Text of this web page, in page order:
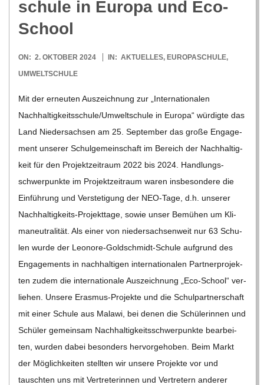
schule in Europa und Eco-
School
2024-
10-
ON: 2. OKTOBER 2024 IN: AKTUELLES, EUROPASCHULE,
UMWELTSCHULE
Mit der erneu­ten Aus­zeich­nung zur „Inter­na­tio­na­len
Nachhaltigkeitsschule/​​Umweltschule in Europa“ wür­digte das
Land Nie­der­sach­sen am 25. Sep­tem­ber das große Enga­ge­
ment unse­rer Schul­ge­mein­schaft im Bereich der Nach­hal­tig­
keit für den Pro­jekt­zeit­raum 2022 bis 2024. Hand­lungs­
schwer­punkte im Pro­jekt­zeit­raum waren ins­be­son­dere die
Ein­füh­rung und Ver­ste­ti­gung der NEO-Tage, d.h. unse­rer
Nach­hal­­ti­g­keits-Pro­­jek­t­­tage, sowie unser Bemü­hen um Kli­
ma­neu­tra­li­tät. Als einer von nie­der­sach­sen­weit nur 63 Schu­
len wurde der Leo­­nore-Gol­d­­schmidt-Schule auf­grund des
Enga­ge­ments in nach­hal­ti­gen inter­na­tio­na­len Part­ner­pro­jek­
ten zudem die inter­na­tio­nale Aus­zeich­nung „Eco-School“ ver­
lie­hen. Unsere Eras­­mus-Pro­­jekte und die Schul­part­ner­schaft
mit einer Schule aus Malawi, bei denen die Schü­le­rin­nen und
Schü­ler gemein­sam Nach­hal­tig­keits­schwer­punkte bear­bei­
ten, wur­den dabei beson­ders her­vor­ge­ho­ben. Beim Markt
der Mög­lich­kei­ten stell­ten wir unsere Pro­jekte vor und
tausch­ten uns mit Ver­tre­te­rin­nen und Ver­tre­tern ande­rer